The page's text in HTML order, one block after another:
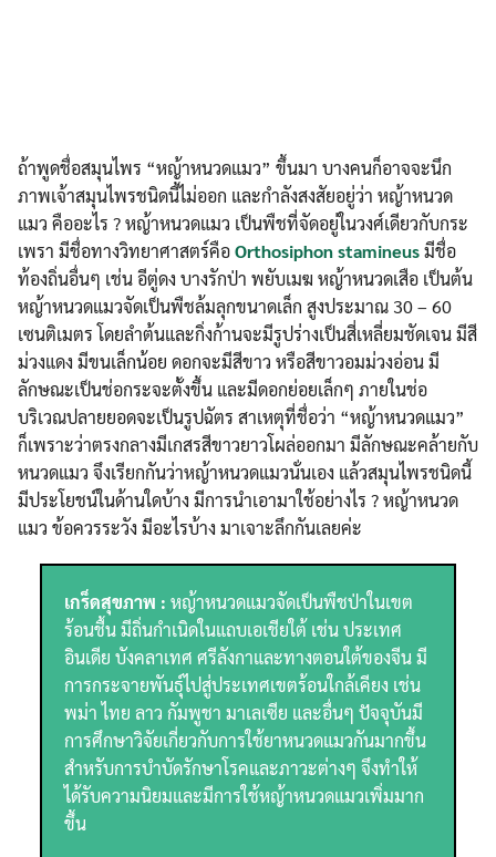
ถ้าพูดชื่อสมุนไพร “หญ้าหนวดแมว” ขึ้นมา บางคนก็อาจจะนึก
ภาพเจ้าสมุนไพรชนิดนี้ไม่ออก และกำลังสงสัยอยู่ว่า หญ้าหนวด
แมว คืออะไร ? หญ้าหนวดแมว เป็นพืชที่จัดอยู่ในวงศ์เดียวกับกระ
เพรา มีชื่อทางวิทยาศาสตร์คือOrthosiphon stamineusมีชื่อ
ท้องถิ่นอื่นๆ เช่น อีตู่ดง บางรักป่า พยับเมฆ หญ้าหนวดเสือ เป็นต้น
หญ้าหนวดแมวจัดเป็นพืชล้มลุกขนาดเล็ก สูงประมาณ 30 – 60
เซนติเมตร โดยลำต้นและกิ่งก้านจะมีรูปร่างเป็นสี่เหลี่ยมชัดเจน มีสี
ม่วงแดง มีขนเล็กน้อย ดอกจะมีสีขาว หรือสีขาวอมม่วงอ่อน มี
ลักษณะเป็นช่อกระจะตั้งขึ้น และมีดอกย่อยเล็กๆ ภายในช่อ
บริเวณปลายยอดจะเป็นรูปฉัตร สาเหตุที่ชื่อว่า “หญ้าหนวดแมว”
ก็เพราะว่าตรงกลางมีเกสรสีขาวยาวโผล่ออกมา มีลักษณะคล้ายกับ
หนวดแมว จึงเรียกกันว่าหญ้าหนวดแมวนั่นเอง แล้วสมุนไพรชนิดนี้
มีประโยชน์ในด้านใดบ้าง มีการนำเอามาใช้อย่างไร ? หญ้าหนวด
แมว ข้อควรระวัง มีอะไรบ้าง มาเจาะลึกกันเลยค่ะ
เกร็ดสุขภาพ : หญ้าหนวดแมวจัดเป็นพืชป่าในเขต
ร้อนชื้น มีถิ่นกำเนิดในแถบเอเชียใต้ เช่น ประเทศ
อินเดีย บังคลาเทศ ศรีลังกาและทางตอนใต้ของจีน มี
การกระจายพันธ์ุไปสู่ประเทศเขตร้อนใกล้เคียง เช่น
พม่า ไทย ลาว กัมพูชา มาเลเซีย และอื่นๆ ปัจจุบันมี
การศึกษาวิจัยเกี่ยวกับการใช้ยาหนวดแมวกันมากขึ้น
สำหรับการบำบัดรักษาโรคและภาวะต่างๆ จึงทำให้
ได้รับความนิยมและมีการใช้หญ้าหนวดแมวเพิ่มมาก
ขึ้น